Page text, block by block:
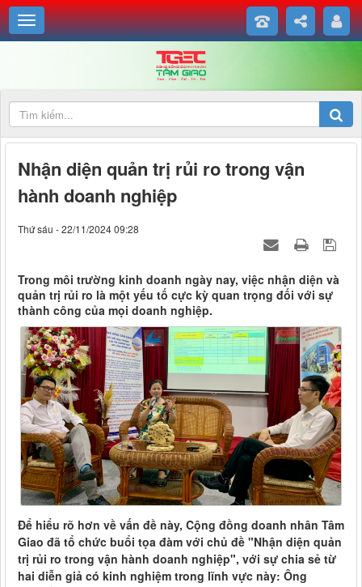
Nhận diện quản trị rủi ro trong vận
hành doanh nghiệp
Thứ sáu - 22/11/2024 09:28
Trong môi trường kinh doanh ngày nay, việc nhận diện và
quản trị rủi ro là một yếu tố cực kỳ quan trọng đối với sự
thành công của mọi doanh nghiệp.
Để hiểu rõ hơn về vấn đề này, Cộng đồng doanh nhân Tâm
Giao đã tổ chức buổi tọa đàm với chủ đề "Nhận diện quản
trị rủi ro trong vận hành doanh nghiệp", với sự chia sẻ từ
hai diễn giả có kinh nghiệm trong lĩnh vực này: Ông